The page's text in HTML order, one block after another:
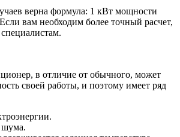
верна формула: 1 кВт мощности
вам необходим более точный расчет,
в отличие от обычного, может
своей работы, и поэтому имеет ряд